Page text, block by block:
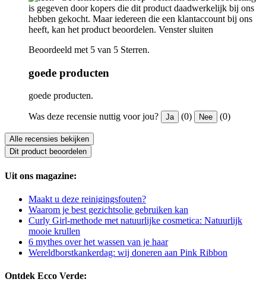
is gegeven door kopers die dit product daadwerkelijk bij ons
hebben gekocht. Maar iedereen die een klantaccount bij ons
heeft, kan het product beoordelen. Venster sluiten
Beoordeeld met 5 van 5 Sterren.
goede producten
goede producten.
Was deze recensie nuttig voor jou? Ja (0) Nee (0)
Alle recensies bekijken
Dit product beoordelen
Uit ons magazine:
Maakt u deze reinigingsfouten?
Waarom je best gezichtsolie gebruiken kan
Curly Girl-methode met natuurlijke cosmetica: Natuurlijk
mooie krullen
6 mythes over het wassen van je haar
Wereldborstkankerdag: wij doneren aan Pink Ribbon
Ontdek Ecco Verde: